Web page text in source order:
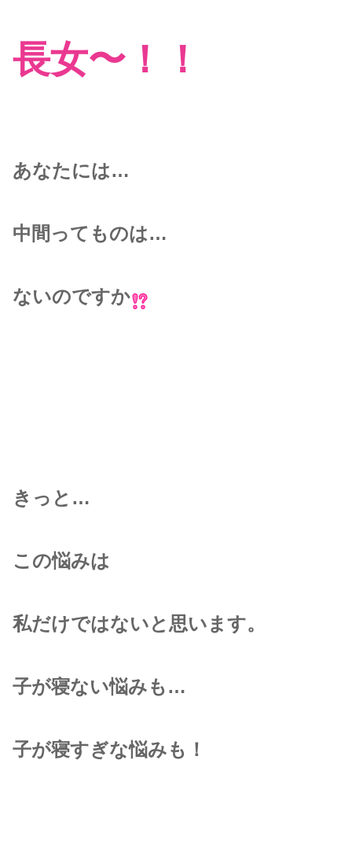
長女〜！！
あなたには…
中間ってものは…
ないのですか
きっと…
この悩みは
私だけではないと思います。
子が寝ない悩みも…
子が寝すぎな悩みも！